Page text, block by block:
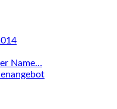
Name…